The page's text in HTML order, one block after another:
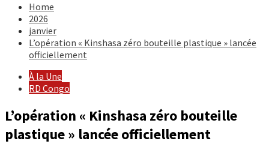
Home
2026
janvier
L’opération « Kinshasa zéro bouteille plastique » lancée
officiellement
À la Une
RD Congo
L’opération « Kinshasa zéro bouteille
plastique » lancée officiellement